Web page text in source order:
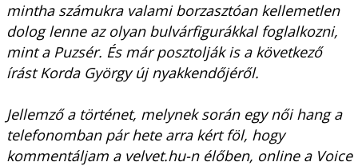
mintha számukra valami borzasztóan kellemetlen
dolog lenne az olyan bulvárfigurákkal foglalkozni,
mint a Puzsér. És már posztolják is a következő
írást Korda György új nyakkendőjéről.
Jellemző a történet, melynek során egy női hang a
telefonomban pár hete arra kért föl, hogy
kommentáljam a velvet.hu-n élőben, online a Voice